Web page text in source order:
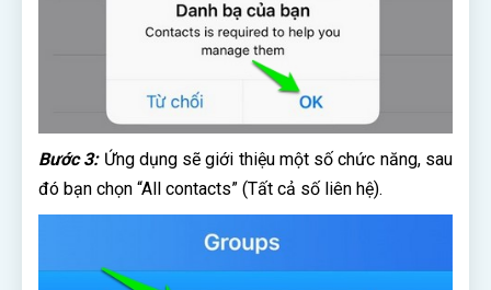
Bước 3:Ứng dụng sẽ giới thiệu một số chức năng, sau
đó bạn chọn “All contacts” (Tất cả số liên hệ).